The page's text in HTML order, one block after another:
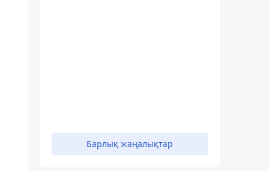
Барлық жаңалықтар